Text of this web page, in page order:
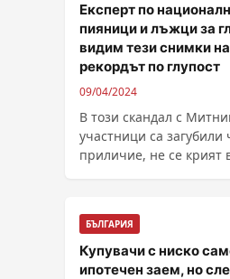
Експерт по
пияници и лъжци за
видим тези снимки
рекордът по глупост
09/04/2024
В този скандал с
участници са загубили
приличие, не се крият
БЪЛГАРИЯ
Купувачи с ниско
ипотечен заем, но